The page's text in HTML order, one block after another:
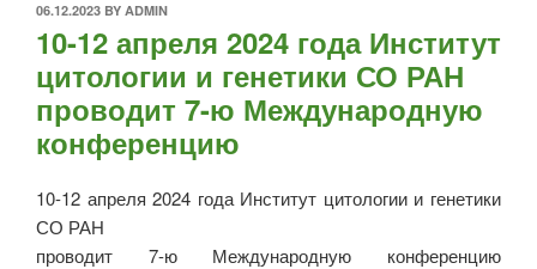
06.12.2023 BY ADMIN
10-12 апреля 2024 года Институт
цитологии и генетики СО РАН
проводит 7-ю Международную
конференцию
10-12 апреля 2024 года Институт цитологии и генетики
СО РАН
проводит 7-ю Международную конференцию